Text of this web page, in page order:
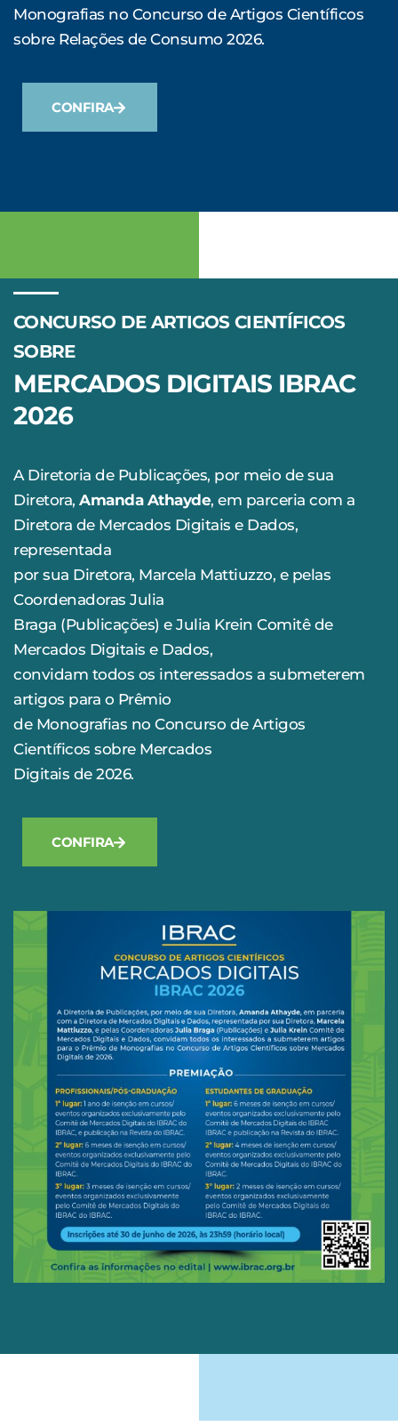
Monografias no Concurso de Artigos Científicos
sobre Relações de Consumo 2026.
CONFIRA
CONCURSO DE ARTIGOS CIENTÍFICOS
SOBRE
MERCADOS DIGITAIS IBRAC
2026
A Diretoria de Publicações, por meio de sua
Diretora, Amanda Athayde, em parceria com a
Diretora de Mercados Digitais e Dados,
representada
por sua Diretora, Marcela Mattiuzzo, e pelas
Coordenadoras Julia
Braga (Publicações) e Julia Krein Comitê de
Mercados Digitais e Dados,
convidam todos os interessados a submeterem
artigos para o Prêmio
de Monografias no Concurso de Artigos
Científicos sobre Mercados
Digitais de 2026.
CONFIRA